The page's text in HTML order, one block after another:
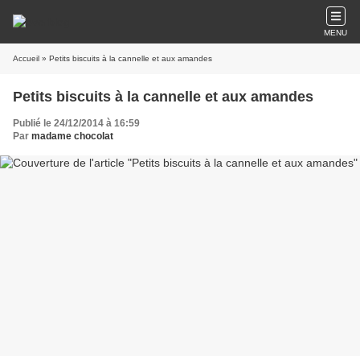
MENU
Accueil » Petits biscuits à la cannelle et aux amandes
Petits biscuits à la cannelle et aux amandes
Publié le 24/12/2014 à 16:59
Par madame chocolat